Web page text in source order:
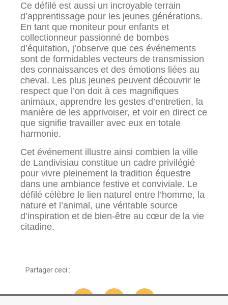
Ce défilé est aussi un incroyable terrain
d’apprentissage pour les jeunes générations.
En tant que moniteur pour enfants et
collectionneur passionné de bombes
d’équitation, j’observe que ces événements
sont de formidables vecteurs de transmission
des connaissances et des émotions liées au
cheval. Les plus jeunes peuvent découvrir le
respect que l’on doit à ces magnifiques
animaux, apprendre les gestes d’entretien, la
manière de les apprivoiser, et voir en direct ce
que signifie travailler avec eux en totale
harmonie.
Cet événement illustre ainsi combien la ville
de Landivisiau constitue un cadre privilégié
pour vivre pleinement la tradition équestre
dans une ambiance festive et conviviale. Le
défilé célèbre le lien naturel entre l’homme, la
nature et l’animal, une véritable source
d’inspiration et de bien-être au cœur de la vie
citadine.
Partager ceci :